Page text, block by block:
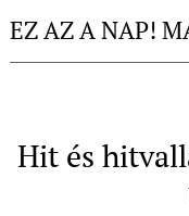
toEZ AZ A NAP!
Hit és